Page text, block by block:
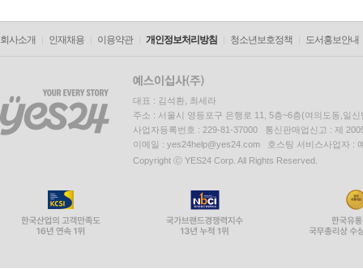
회사소개 인재채용 이용약관 개인정보처리방침 청소년보호정책 도서홍보안내
대표 : 김석환, 최세라
주소 : 서울시 영등포구 은행로 11, 5층~6층(여의도동,일신
사업자등록번호 : 229-81-37000 통신판매업신고 : 제
이메일 : yes24help@yes24.com 호스팅 서비스사업자 :
Copyright ⓒ YES24 Corp. All Rights Reserved.